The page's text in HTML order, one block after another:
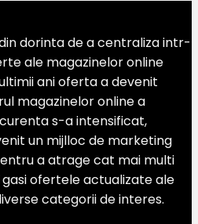
dorinta de a centraliza intr-
ale magazinelor online
ani oferta a devenit
magazinelor online a
s-a intensificat,
un mijlloc de marketing
a atrage cat mai multi
ofertele actualizate ale
categorii de interes.